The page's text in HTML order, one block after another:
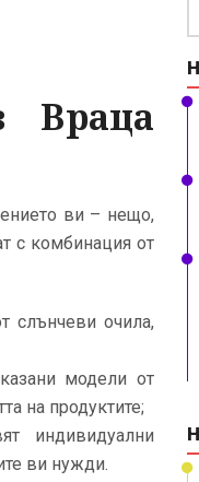
Враца
ви – нещо,
с комбинация от
слънчеви очила,
модели от
на продуктите;
индивидуални
ви нужди.